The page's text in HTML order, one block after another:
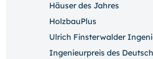
Häuser des Jahres
HolzbauPlus
Ulrich Finsterwalder
Ingenieurpreis des